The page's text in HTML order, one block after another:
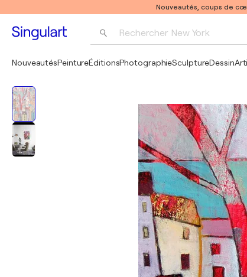
Nouveautés, coups de
Rechercher New York
Pablo Picasso
NouveautésPeintureÉditionsPhotographieSculptureDessin